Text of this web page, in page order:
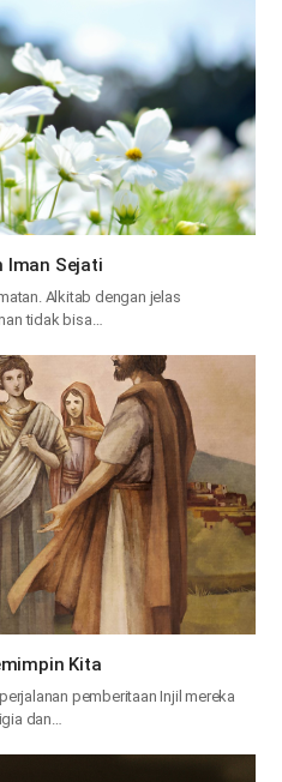
Iman Sejati
Alkitab dengan jelas
tidak bisa…
Kita
pemberitaan Injil mereka
dan…